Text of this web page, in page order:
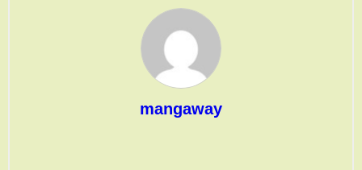
mangaway